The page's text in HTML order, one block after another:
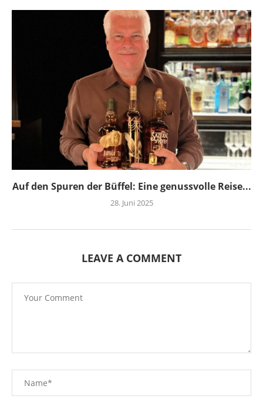
Auf den Spuren der Büffel: Eine genussvolle Reise...
28. Juni 2025
LEAVE A COMMENT